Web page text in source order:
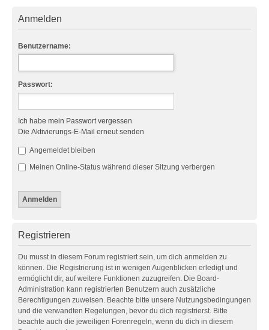
Anmelden
Benutzername:
Passwort:
Ich habe mein Passwort vergessen
Die Aktivierungs-E-Mail erneut senden
Angemeldet bleiben
Meinen Online-Status während dieser Sitzung verbergen
Registrieren
Du musst in diesem Forum registriert sein, um dich anmelden zu
können. Die Registrierung ist in wenigen Augenblicken erledigt und
ermöglicht dir, auf weitere Funktionen zuzugreifen. Die Board-
Administration kann registrierten Benutzern auch zusätzliche
Berechtigungen zuweisen. Beachte bitte unsere Nutzungsbedingungen
und die verwandten Regelungen, bevor du dich registrierst. Bitte
beachte auch die jeweiligen Forenregeln, wenn du dich in diesem